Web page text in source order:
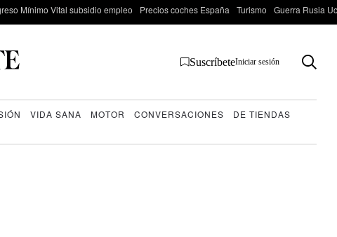
Mínimo Vital subsidio empleo Precios coches España Turismo Guerra Rusia
SuscríbeteIniciar sesión
VIDA SANA MOTOR CONVERSACIONES
DE TIENDAS